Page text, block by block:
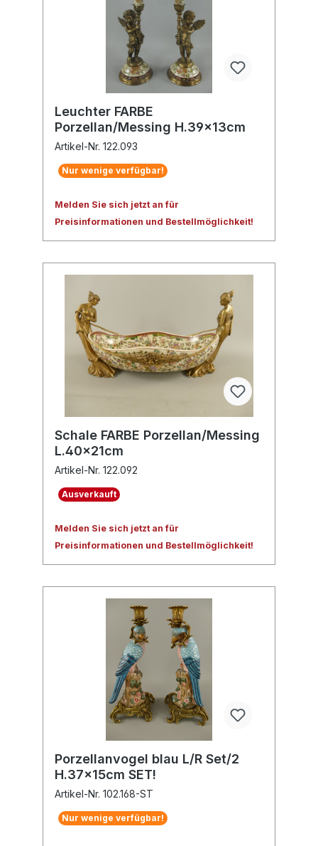
Leuchter FARBE
Porzellan/Messing H.39x13cm
Artikel-Nr. 122.093
Nur wenige verfügbar!
Melden Sie sich jetzt an für
Preisinformationen und Bestellmöglichkeit!
Schale FARBE Porzellan/Messing
L.40x21cm
Artikel-Nr. 122.092
Ausverkauft
Melden Sie sich jetzt an für
Preisinformationen und Bestellmöglichkeit!
Porzellanvogel blau L/R Set/2
H.37x15cm SET!
Artikel-Nr. 102.168-ST
Nur wenige verfügbar!